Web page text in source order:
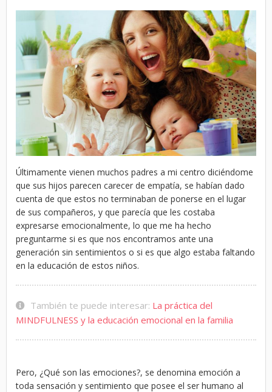
Últimamente vienen muchos padres a mi centro diciéndome
que sus hijos parecen carecer de empatía, se habían dado
cuenta de que estos no terminaban de ponerse en el lugar
de sus compañeros, y que parecía que les costaba
expresarse emocionalmente, lo que me ha hecho
preguntarme si es que nos encontramos ante una
generación sin sentimientos o si es que algo estaba faltando
en la educación de estos niños.
También te puede interesar: La práctica del
MINDFULNESS y la educación emocional en la familia
Pero, ¿Qué son las emociones?, se denomina emoción a
toda sensación y sentimiento que posee el ser humano al